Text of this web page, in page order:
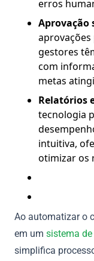
erros
Aprovação
gestores
com
metas
Relatórios
tecnologia
intuitiva,
otimizar os
Ao automatizar o
em um sistema
simplifica